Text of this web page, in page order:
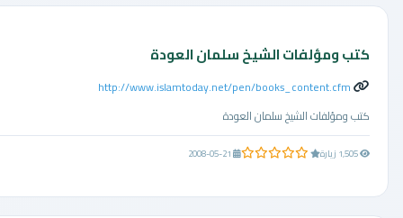
كتب ومؤلفات الشيخ سلمان العودة
http://www.islamtoday.net/pen/books_content.cfm
كتب ومؤلفات الشيخ سلمان العودة
0.0 من 5 نجوم 2008-05-21